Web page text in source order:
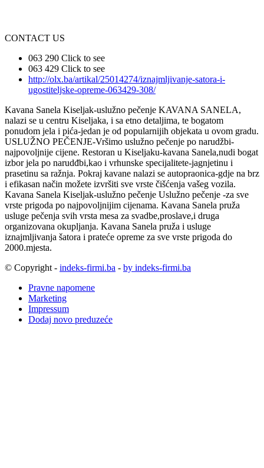
CONTACT US
063 290 Click to see
063 429 Click to see
http://olx.ba/artikal/25014274/iznajmljivanje-satora-i-
ugostiteljske-opreme-063429-308/
Kavana Sanela Kiseljak-uslužno pečenje KAVANA SANELA,
nalazi se u centru Kiseljaka, i sa etno detaljima, te bogatom
ponudom jela i pića-jedan je od popularnijih objekata u ovom gradu.
USLUŽNO PEČENJE-Vršimo uslužno pečenje po narudžbi-
najpovoljnije cijene. Restoran u Kiseljaku-kavana Sanela,nudi bogat
izbor jela po narudđbi,kao i vrhunske specijalitete-jagnjetinu i
prasetinu sa ražnja. Pokraj kavane nalazi se autopraonica-gdje na brz
i efikasan način možete izvršiti sve vrste čišćenja vašeg vozila.
Kavana Sanela Kiseljak-uslužno pečenje Uslužno pečenje -za sve
vrste prigoda po najpovoljnijim cijenama. Kavana Sanela pruža
usluge pečenja svih vrsta mesa za svadbe,proslave,i druga
organizovana okupljanja. Kavana Sanela pruža i usluge
iznajmljivanja šatora i prateće opreme za sve vrste prigoda do
2000.mjesta.
© Copyright - indeks-firmi.ba - by indeks-firmi.ba
Pravne napomene
Marketing
Impressum
Dodaj novo preduzeće